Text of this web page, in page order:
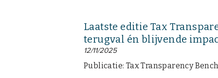
Laatste editie Tax
terugval én blijvende
12/11/2025
Publicatie: Tax Transparency